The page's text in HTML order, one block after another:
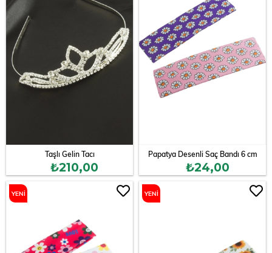
Taşlı Gelin Tacı
₺210,00
Papatya Desenli Saç Bandı 6 cm
₺24,00
YENI YENI